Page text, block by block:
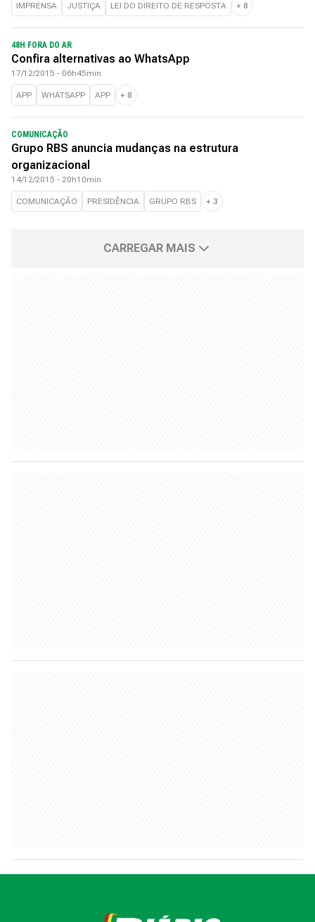
IMPRENSA JUSTIÇA LEI DO DIREITO DE RESPOSTA + 8
48H FORA DO AR
Confira alternativas ao WhatsApp
17/12/2015 - 06h45min
APP WHATSAPP APP + 8
COMUNICAÇÃO
Grupo RBS anuncia mudanças na estrutura
organizacional
14/12/2015 - 20h10min
COMUNICAÇÃO PRESIDÊNCIA GRUPO RBS + 3
CARREGAR MAIS